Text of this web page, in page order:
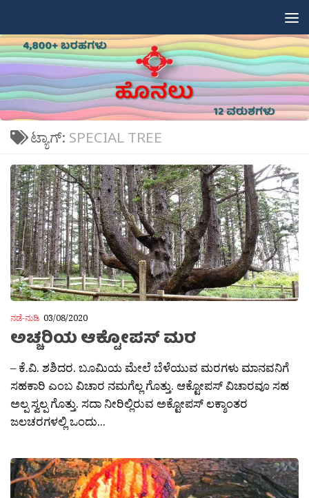
ಟ್ಯಾಗ್: SPECIAL TREE
ನಡೆ-ನುಡಿ 03/08/2020
ಅಚ್ಚರಿಯ ಆಕ್ಟೋಪಸ್ ಮರ
– ಕೆ.ವಿ. ಶಶಿದರ. ಬೂಮಿಯ ಮೇಲೆ ಬೆಳೆಯುವ ಮರಗಳು ಮಾನವನಿಗೆ
ಸಹಕಾರಿ ಎಂಬ ವಿಚಾರ ನಮಗೆಲ್ಲ ಗೊತ್ತು. ಆಕ್ಟೋಪಸ್ ವಿಚಾರವೂ ಸಹ
ಅಲ್ಪ ಸ್ವಲ್ಪ ಗೊತ್ತು. ಸದಾ ನೀರಿಲ್ಲಿರುವ ಅಕ್ಟೋಪಸ್ ಲಕ್ಶಾಂತರ
ಜಲಚರಗಳಲ್ಲಿ ಒಂದು...